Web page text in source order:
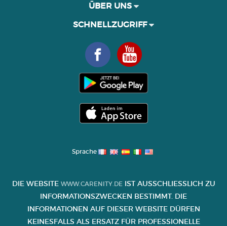
ÜBER UNS
SCHNELLZUGRIFF
Sprache
DIE WEBSITE WWW.CARENITY.DEIST AUSSCHLIESSLICH ZU I
NFORMATIONSZWECKEN BESTIMMT. DIE I
NFORMATIONEN AUF DIESER WEBSITE DÜRFEN K
EINESFALLS ALS ERSATZ FÜR PROFESSIONELLE B